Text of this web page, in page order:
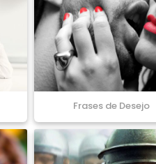
Frases de Desejo